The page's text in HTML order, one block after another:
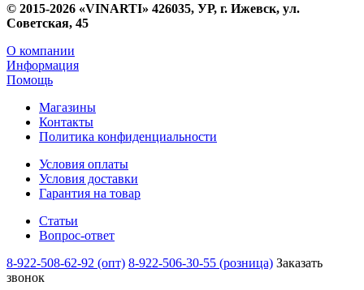
© 2015-2026 «VINARTI» 426035, УР, г. Ижевск, ул.
Советская, 45
О компании
Информация
Помощь
Магазины
Контакты
Политика конфиденциальности
Условия оплаты
Условия доставки
Гарантия на товар
Статьи
Вопрос-ответ
8-922-508-62-92 (опт) 8-922-506-30-55 (розница) Заказать
звонок